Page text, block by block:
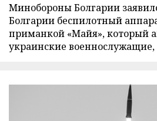
Минобороны Болгарии
Болгарии беспилотный
приманкой «Майя», который
украинские